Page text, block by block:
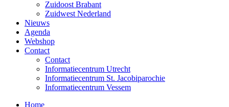
Zuidoost Brabant
Zuidwest Nederland
Nieuws
Agenda
Webshop
Contact
Contact
Informatiecentrum Utrecht
Informatiecentrum St. Jacobiparochie
Informatiecentrum Vessem
Home